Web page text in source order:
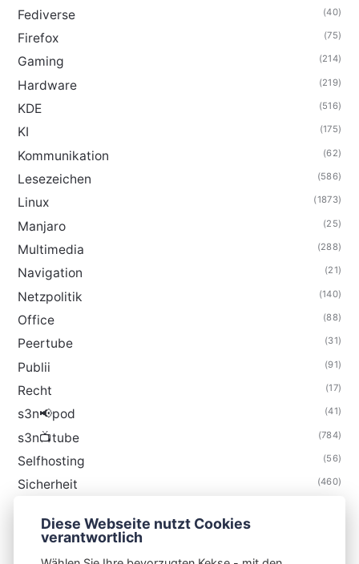
Fediverse (40)
Firefox (75)
Gaming (214)
Hardware (219)
KDE (516)
KI (175)
Kommunikation (62)
Lesezeichen (586)
Linux (1873)
Manjaro (25)
Multimedia (288)
Navigation (21)
Netzpolitik (140)
Office (88)
Peertube (31)
Publii (91)
Recht (17)
s3n📢pod (41)
s3n📺tube (784)
Selfhosting (56)
Sicherheit (460)
Thunderbird
Diese Webseite nutzt Cookies
verantwortlich